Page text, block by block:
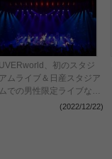
UVERworld、初のスタジ
アムライブ＆日産スタジア
ムでの男性限定ライブなど
の開催を発表 “TAKUYA∞
(2022/12/22)